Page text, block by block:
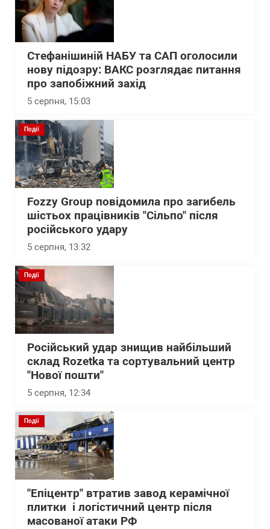
Стефанішиній НАБУ та САП оголосили
нову підозру: ВАКС розглядає питання
про запобіжний захід
5 серпня, 15:03
Події
Fozzy Group повідомила про загибель
шістьох працівників "Сільпо" після
російського удару
5 серпня, 13:32
Події
Російський удар знищив найбільший
склад Rozetka та сортувальний центр
"Нової пошти"
5 серпня, 12:34
Події
"Епіцентр" втратив завод керамічної
плитки і логістичний центр після
масованої атаки РФ